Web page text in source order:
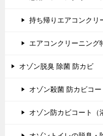
持ち帰りエアコンクリ
エアコンクリーニング
オゾン脱臭 除菌 防カビ
オゾン殺菌 防カビコー
オゾン防カビコート（